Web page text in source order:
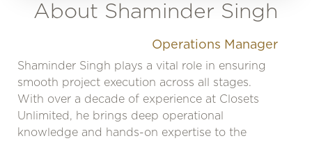
About Shaminder Singh
Operations Manager
Shaminder Singh plays a vital role in ensuring
smooth project execution across all stages.
With over a decade of experience at Closets
Unlimited, he brings deep operational
knowledge and hands-on expertise to the